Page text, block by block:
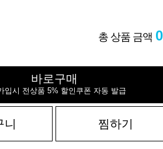
총 상품 금액 0
바로구매
입시 전상품 5% 할인쿠폰 자동 발급
찜하기